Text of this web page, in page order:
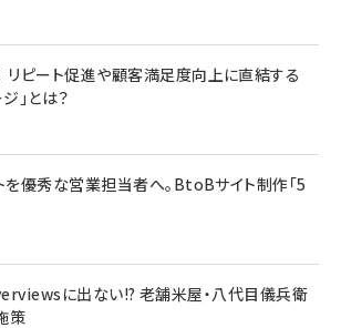
リピート促進や顧客満足度向上に直結する
」とは？
優秀な営業担当者へ。BtoBサイト制作「5
に出ない!? 老舗米屋・八代目儀兵衛
策